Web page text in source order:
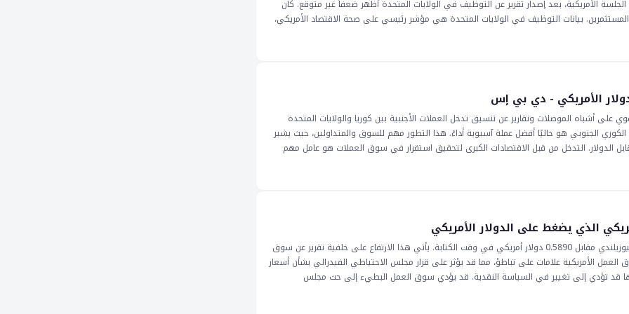
الأمريكية، بعد إصدار تقرير عن التوظيف في الولايات المتحدة أظهر ضعفاً غير متوقع. كان
بيانات التوظيف في الولايات المتحدة هي مؤشر رئيسي على صحة الاقتصاد الأمريكي،
الآثار المترتبة على هذا التطور على الأسواق والمستثمرين كبيرة. قد يؤدي ضعف بيانات
الفائدة من قبل البنك الفيدرالي. هذا، بدوره، قد يؤدي إلى انخفاض في قيمة الدولار الأمريكي،
اعتبار تعافي __ من أدنى مستوى له في الجلسة إشارة إيجابية للمستثمرين، ولكن
استمرار الاقتصاد العالمي في التطور، سيتابع المستثمرين عن كثب أي علامات على التغيير في
المركزية حاسمة في تحديد الاتجاه المستقبلي للزوج __
الأمريكي - دي بي إس
على أشباه الموصلات وتقارير عن تنسيق تدخل العملات الأجنبية بين كوريا والولايات المتحدة
الجنوبي هو حاليًا أفضل عملة آسيوية أداءً. هذا التطور مهم للسوق والمتداولين، حيث يشير
الدولار. التدخل من قبل الاقتصادات الكبرى لتحقيق استقرار في سوق العملات هو عامل مهم
التطورات الاقتصادية العالمية، سيتم مراقبة أداء الوون الكوري الجنوبي عن كثب، ويمكن أن
في المنطقة.
الذي يضغط على الدولار الأمريكي
شهد الدينار النيوزيلندي ارتفاعًا مقابل الدولار الأمريكي، حيث يُباع الدينار النيوزيلندي مقابل 0.5890 دولار أمريكي في وقت الكتابة. يأتي هذا الارتفاع على خلفية تقرير عن سوق
الأمريكية علامات على تباطؤ، مما قد يؤثر على قرار مجلس الاحتياطي الفيدرالي بشأن أسعار
قد تؤدي إلى تغيير في السياسة النقدية. قد يؤدي سوق العمل البطيء إلى حث مجلس
مما قد يؤثر على قيمة الدولار الأمريكي مقابل العملات الأخرى. يتم متابعة هذا السيناريو
على فئات الأصول المختلفة. تعتبر الآثار المترتبة على هذا التطور حاسمة للمتداولين،